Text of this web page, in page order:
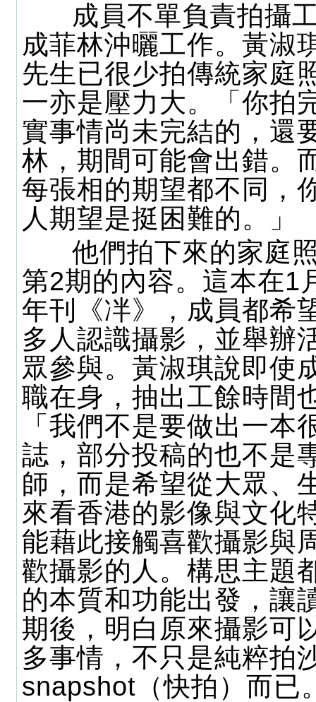
成員不單負責拍攝
成菲林沖曬工作。黃淑
先生已很少拍傳統家庭
一亦是壓力大。「你拍
實事情尚未完結的，還
林，期間可能會出錯。
每張相的期望都不同，
人期望是挺困難的。」
他們拍下來的家庭
第2期的內容。這本在1
年刊《冸》，成員都希
多人認識攝影，並舉辦
眾參與。黃淑琪說即使
職在身，抽出工餘時間
「我們不是要做出一本
誌，部分投稿的也不是
師，而是希望從大眾、
來看香港的影像與文化
能藉此接觸喜歡攝影與
歡攝影的人。構思主題
的本質和功能出發，讓
期後，明白原來攝影可
多事情，不只是純粹拍
snapshot（快拍）而已